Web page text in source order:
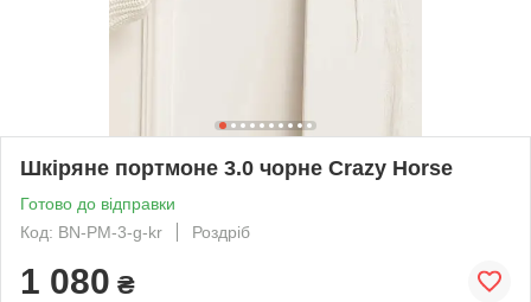
Шкіряне портмоне 3.0 чорне Crazy Horse
Готово до відправки
Код: BN-PM-3-g-kr
Роздріб
1 080 ₴